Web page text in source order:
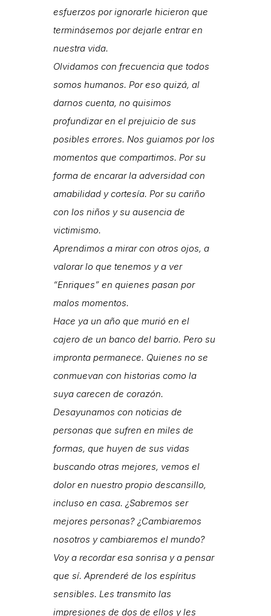
esfuerzos por ignorarle hicieron que
terminásemos por dejarle entrar en
nuestra vida.
Olvidamos con frecuencia que todos
somos humanos. Por eso quizá, al
darnos cuenta, no quisimos
profundizar en el prejuicio de sus
posibles errores. Nos guiamos por los
momentos que compartimos. Por su
forma de encarar la adversidad con
amabilidad y cortesía. Por su cariño
con los niños y su ausencia de
victimismo.
Aprendimos a mirar con otros ojos, a
valorar lo que tenemos y a ver
“Enriques” en quienes pasan por
malos momentos.
Hace ya un año que murió en el
cajero de un banco del barrio. Pero su
impronta permanece. Quienes no se
conmuevan con historias como la
suya carecen de corazón.
Desayunamos con noticias de
personas que sufren en miles de
formas, que huyen de sus vidas
buscando otras mejores, vemos el
dolor en nuestro propio descansillo,
incluso en casa. ¿Sabremos ser
mejores personas? ¿Cambiaremos
nosotros y cambiaremos el mundo?
Voy a recordar esa sonrisa y a pensar
que sí. Aprenderé de los espíritus
sensibles. Les transmito las
impresiones de dos de ellos y les